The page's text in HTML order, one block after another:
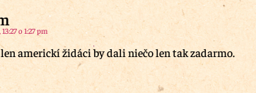
o 1:27 pm
americkí židáci by dali niečo len tak zadarmo.